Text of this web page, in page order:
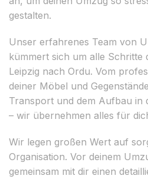
gestalten.
Unser erfahrenes Team von
kümmert sich um alle Schritte
Leipzig nach Ordu. Vom
deiner Möbel und
Transport und dem Aufbau in
– wir übernehmen alles für
Wir legen großen Wert auf
Organisation. Vor deinem
gemeinsam mit dir einen